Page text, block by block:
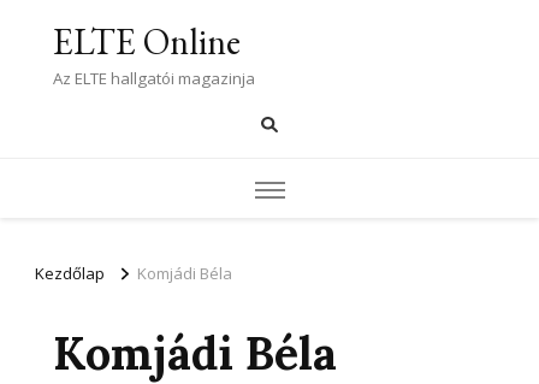
ELTE Online
Az ELTE hallgatói magazinja
Kezdőlap Komjádi Béla
Komjádi Béla